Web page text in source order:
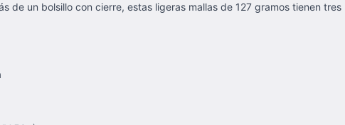
de un bolsillo con cierre, estas ligeras mallas de 127 gramos tienen